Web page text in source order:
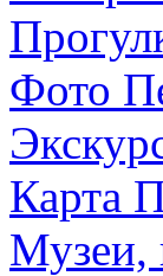
Фото
Карта
Музеи,